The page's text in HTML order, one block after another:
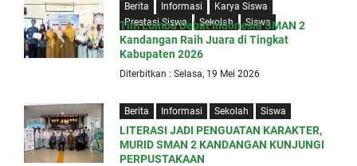
Berita Informasi
Karya Siswa
Prestasi Siswa
Sekolah Siswa
Tim Lomba Debat Indonesia SMAN 2
Kandangan Raih Juara di Tingkat
Kabupaten 2026
Diterbitkan : Selasa, 19 Mei 2026
Berita Informasi Sekolah Siswa
LITERASI JADI PENGUATAN KARAKTER,
MURID SMAN 2 KANDANGAN KUNJUNGI
PERPUSTAKAAN